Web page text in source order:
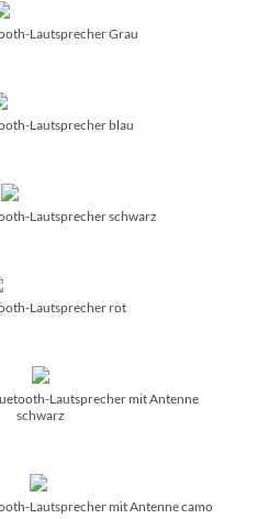
Lautsprecher Grau
Lautsprecher blau
Lautsprecher schwarz
Lautsprecher rot
Lautsprecher mit Antenne
schwarz
Lautsprecher mit Antenne camo